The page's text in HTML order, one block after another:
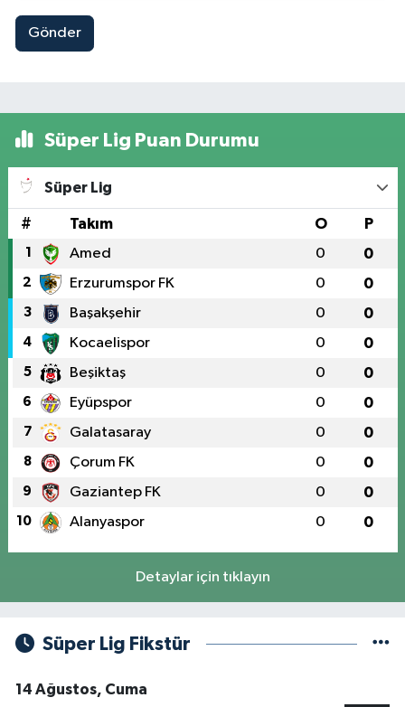
Gönder
Süper Lig Puan Durumu
Süper Lig
# Takım O P
1 Amed 0 0
2 Erzurumspor FK 0 0
3 Başakşehir 0 0
4 Kocaelispor 0 0
5 Beşiktaş 0 0
6 Eyüpspor 0 0
7 Galatasaray 0 0
8 Çorum FK 0 0
9 Gaziantep FK 0 0
10 Alanyaspor 0 0
Detaylar için tıklayın
Süper Lig Fikstür
14 Ağustos, Cuma